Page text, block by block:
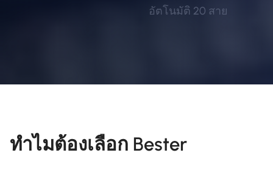
อัตโนมัติ 20 สาย
ทำไมต้องเลือก Bester